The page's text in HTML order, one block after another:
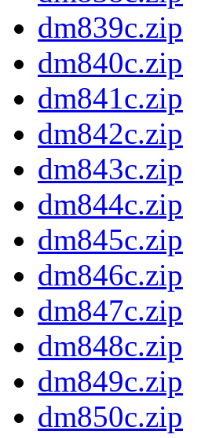
dm839c.zip
dm840c.zip
dm841c.zip
dm842c.zip
dm843c.zip
dm844c.zip
dm845c.zip
dm846c.zip
dm847c.zip
dm848c.zip
dm849c.zip
dm850c.zip